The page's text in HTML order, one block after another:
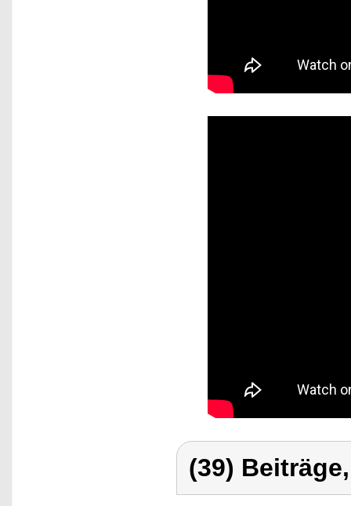
(39)